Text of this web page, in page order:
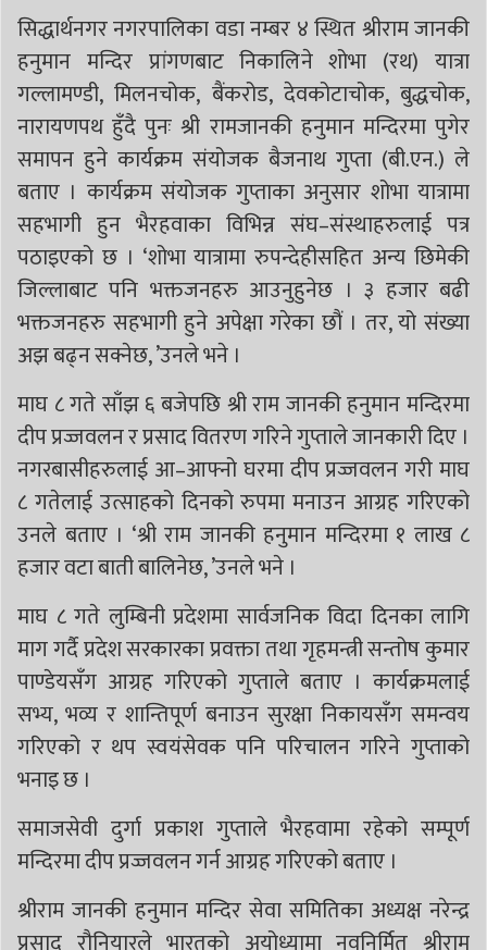
सिद्धार्थनगर नगरपालिका वडा नम्बर ४ स्थित श्रीराम जानकी
हनुमान मन्दिर प्रांगणबाट निकालिने शोभा (रथ) यात्रा
गल्लामण्डी, मिलनचोक, बैंकरोड, देवकोटाचोक, बुद्धचोक,
नारायणपथ हुँदै पुनः श्री रामजानकी हनुमान मन्दिरमा पुगेर
समापन हुने कार्यक्रम संयोजक बैजनाथ गुप्ता (बी.एन.) ले
बताए । कार्यक्रम संयोजक गुप्ताका अनुसार शोभा यात्रामा
सहभागी हुन भैरहवाका विभिन्न संघ–संस्थाहरुलाई पत्र
पठाइएको छ । ‘शोभा यात्रामा रुपन्देहीसहित अन्य छिमेकी
जिल्लाबाट पनि भक्तजनहरु आउनुहुनेछ । ३ हजार बढी
भक्तजनहरु सहभागी हुने अपेक्षा गरेका छौं । तर, यो संख्या
अझ बढ्न सक्नेछ, ’उनले भने ।
माघ ८ गते साँझ ६ बजेपछि श्री राम जानकी हनुमान मन्दिरमा
दीप प्रज्जवलन र प्रसाद वितरण गरिने गुप्ताले जानकारी दिए ।
नगरबासीहरुलाई आ–आफ्नो घरमा दीप प्रज्जवलन गरी माघ
८ गतेलाई उत्साहको दिनको रुपमा मनाउन आग्रह गरिएको
उनले बताए । ‘श्री राम जानकी हनुमान मन्दिरमा १ लाख ८
हजार वटा बाती बालिनेछ, ’उनले भने ।
माघ ८ गते लुम्बिनी प्रदेशमा सार्वजनिक विदा दिनका लागि
माग गर्दै प्रदेश सरकारका प्रवक्ता तथा गृहमन्त्री सन्तोष कुमार
पाण्डेयसँग आग्रह गरिएको गुप्ताले बताए । कार्यक्रमलाई
सभ्य, भव्य र शान्तिपूर्ण बनाउन सुरक्षा निकायसँग समन्वय
गरिएको र थप स्वयंसेवक पनि परिचालन गरिने गुप्ताको
भनाइ छ ।
समाजसेवी दुर्गा प्रकाश गुप्ताले भैरहवामा रहेको सम्पूर्ण
मन्दिरमा दीप प्रज्जवलन गर्न आग्रह गरिएको बताए ।
श्रीराम जानकी हनुमान मन्दिर सेवा समितिका अध्यक्ष नरेन्द्र